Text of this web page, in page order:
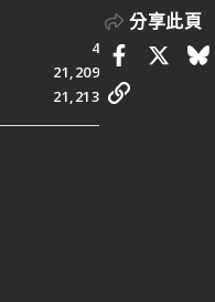
4
21,209
21,213
分享此頁
Facebook
連結